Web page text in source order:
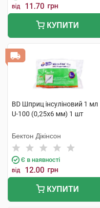
від 11.70 грн
КУПИТИ
BD Шприц інсуліновий 1 мл
U-100 (0,25х6 мм) 1 шт
Бектон Дікінсон
Є в наявності
від 12.00 грн
КУПИТИ